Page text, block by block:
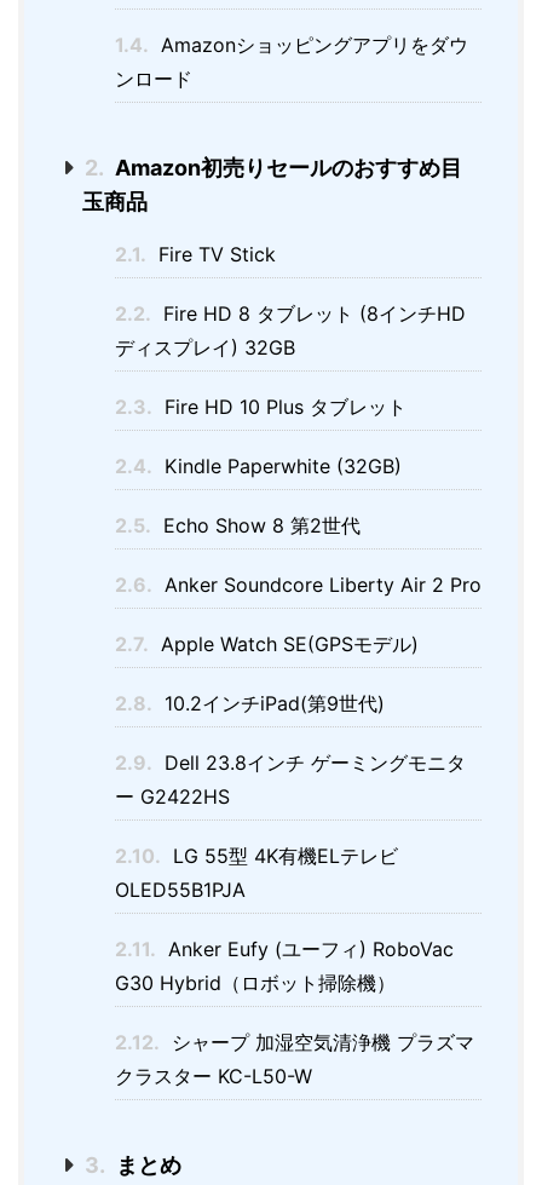
1.4. Amazonショッピングアプリをダウ
ンロード
2. Amazon初売りセールのおすすめ目
玉商品
2.1. Fire TV Stick
2.2. Fire HD 8 タブレット (8インチHD
ディスプレイ) 32GB
2.3. Fire HD 10 Plus タブレット
2.4. Kindle Paperwhite (32GB)
2.5. Echo Show 8 第2世代
2.6. Anker Soundcore Liberty Air 2 Pro
2.7. Apple Watch SE(GPSモデル)
2.8. 10.2インチiPad(第9世代)
2.9. Dell 23.8インチ ゲーミングモニタ
ー G2422HS
2.10. LG 55型 4K有機ELテレビ
OLED55B1PJA
2.11. Anker Eufy (ユーフィ) RoboVac
G30 Hybrid（ロボット掃除機）
2.12.
シャープ 加湿空気清浄機 プラズマ
クラスター KC-L50-W
3. まとめ